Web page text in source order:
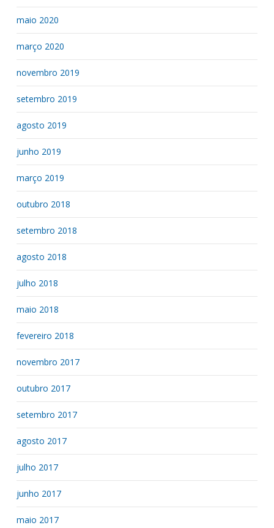
maio 2020
março 2020
novembro 2019
setembro 2019
agosto 2019
junho 2019
março 2019
outubro 2018
setembro 2018
agosto 2018
julho 2018
maio 2018
fevereiro 2018
novembro 2017
outubro 2017
setembro 2017
agosto 2017
julho 2017
junho 2017
maio 2017